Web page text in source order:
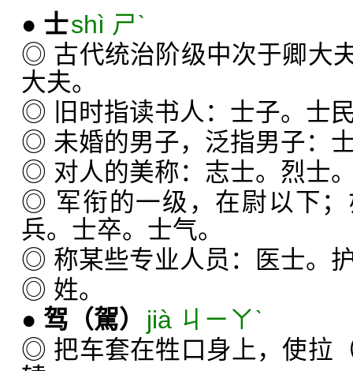
● 士shì ㄕˋ
◎ 古代统治阶级中次于卿大
大夫。
◎ 旧时指读书人：士子。士
◎ 未婚的男子，泛指男子：
◎ 对人的美称：志士。烈士
◎ 军衔的一级，在尉以下
兵。士卒。士气。
◎ 称某些专业人员：医士。
◎ 姓。
● 驾 （駕）
jià ㄐㄧㄚˋ
◎ 把车套在牲口身上，使拉